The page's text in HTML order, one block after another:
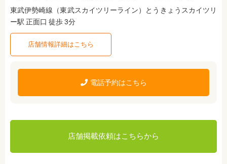
東武伊勢崎線（東武スカイツリーライン）とうきょうスカイツリ
ー駅 正面口 徒歩 3分
店舗情報詳細はこちら
電話予約はこちら
店舗掲載依頼はこちらから